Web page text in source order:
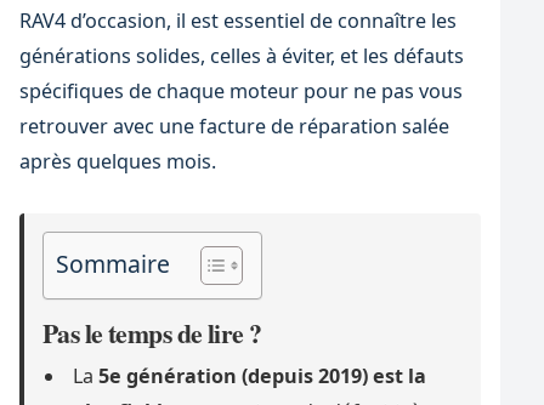
RAV4 d’occasion, il est essentiel de connaître les
générations solides, celles à éviter, et les défauts
spécifiques de chaque moteur pour ne pas vous
retrouver avec une facture de réparation salée
après quelques mois.
Sommaire
Pas le temps de lire ?
La 5e génération (depuis 2019) est la